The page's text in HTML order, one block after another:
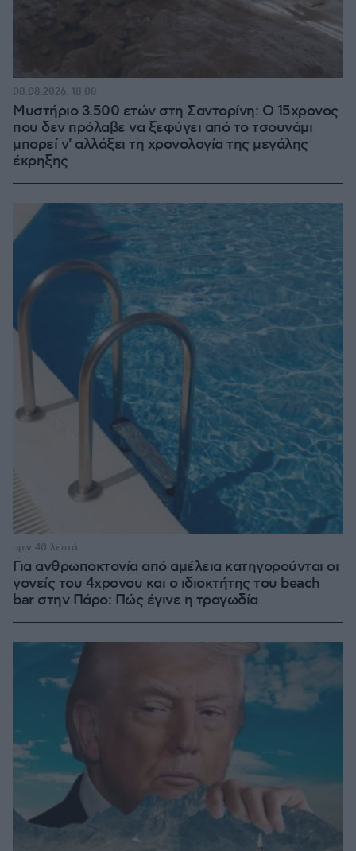
Μυστήριο 3.500 ετών στη Σαντορίνη: Ο 15χρονος
που δεν πρόλαβε να ξεφύγει από το τσουνάμι
μπορεί ν' αλλάξει τη χρονολογία της μεγάλης
έκρηξης
08.08.2026, 18:08
Για ανθρωποκτονία από αμέλεια κατηγορούνται οι
γονείς του 4χρονου και ο ιδιοκτήτης του beach
bar στην Πάρο: Πώς έγινε η τραγωδία
πριν 40 λεπτά